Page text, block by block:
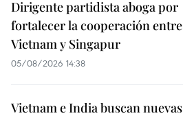
Dirigente partidista aboga por
fortalecer la cooperación entre
Vietnam y Singapur
05/08/2026 14:38
Vietnam e India buscan nuevas